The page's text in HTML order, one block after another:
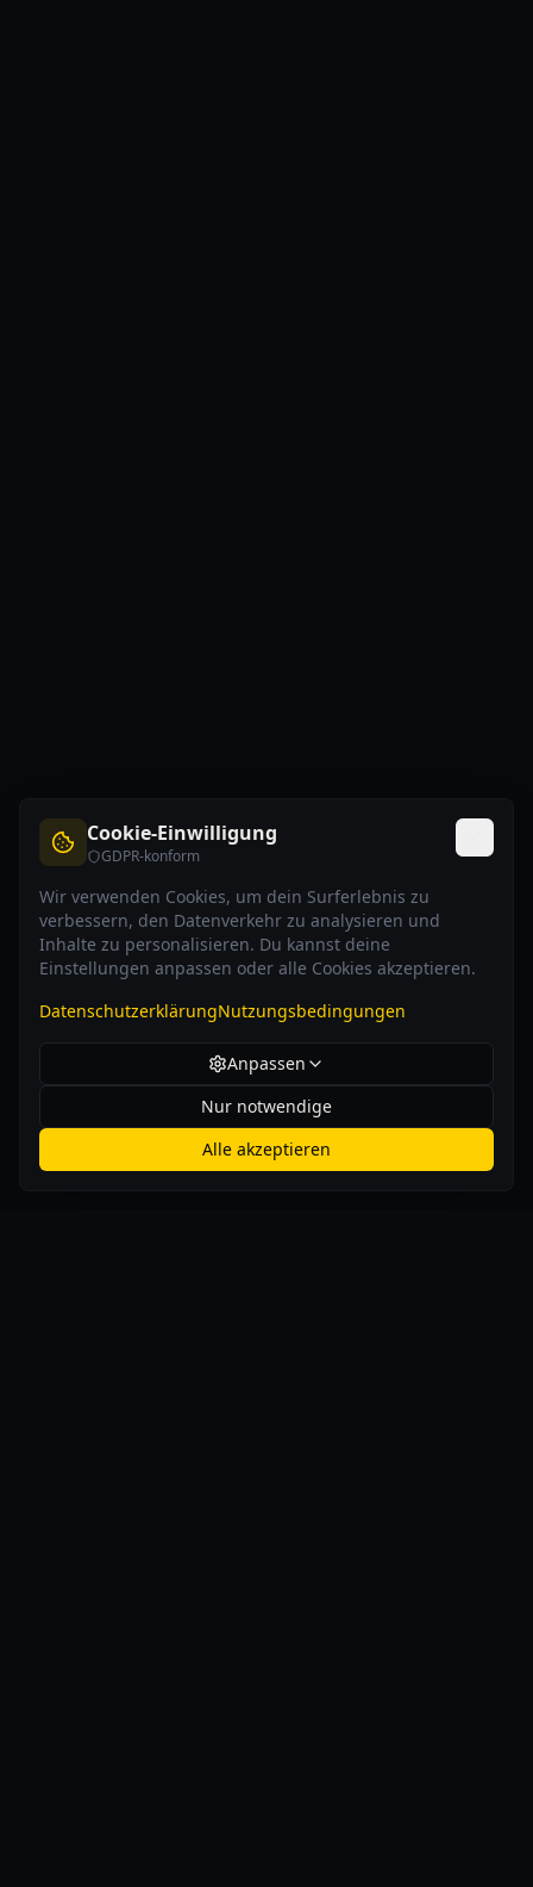
Cookie-Einwilligung
GDPR-konform
Wir verwenden Cookies, um dein Surferlebnis zu
verbessern, den Datenverkehr zu analysieren und
Inhalte zu personalisieren. Du kannst deine
Einstellungen anpassen oder alle Cookies akzeptieren.
DatenschutzerklärungNutzungsbedingungen
Anpassen
Nur notwendige
Alle akzeptieren